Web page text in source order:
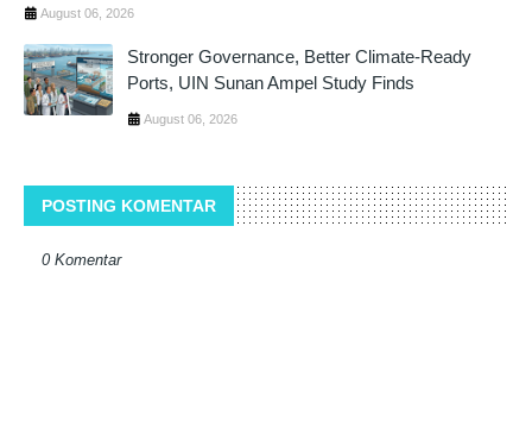
August 06, 2026
Stronger Governance, Better Climate-Ready
Ports, UIN Sunan Ampel Study Finds
August 06, 2026
POSTING KOMENTAR
0 Komentar